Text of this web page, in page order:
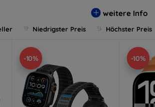
weitere Info
Niedrigster Preis Höchster Preis
-10% -10%